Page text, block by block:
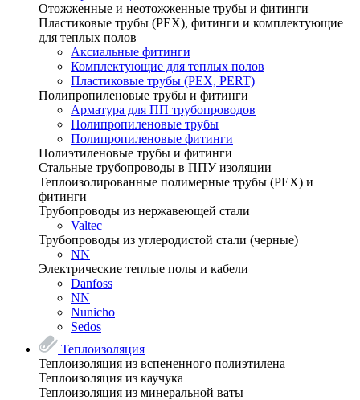
Отожженные и неотожженные трубы и фитинги
Пластиковые трубы (РЕХ), фитинги и комплектующие
для теплых полов
Аксиальные фитинги
Комплектующие для теплых полов
Пластиковые трубы (РЕХ, PERT)
Полипропиленовые трубы и фитинги
Арматура для ПП трубопроводов
Полипропиленовые трубы
Полипропиленовые фитинги
Полиэтиленовые трубы и фитинги
Стальные трубопроводы в ППУ изоляции
Теплоизолированные полимерные трубы (РЕХ) и
фитинги
Трубопроводы из нержавеющей стали
Valtec
Трубопроводы из углеродистой стали (черные)
NN
Электрические теплые полы и кабели
Danfoss
NN
Nunicho
Sedos
Теплоизоляция
Теплоизоляция из вспененного полиэтилена
Теплоизоляция из каучука
Теплоизоляция из минеральной ваты